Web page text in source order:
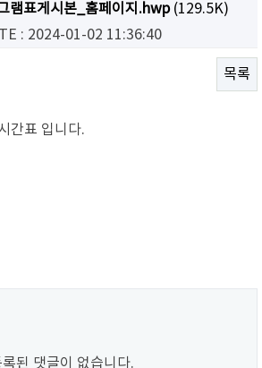
램표게시본_홈페이지.hwp(129.5K)
: 2024-01-02 11:36:40
목록
간표 입니다.
록된 댓글이 없습니다.